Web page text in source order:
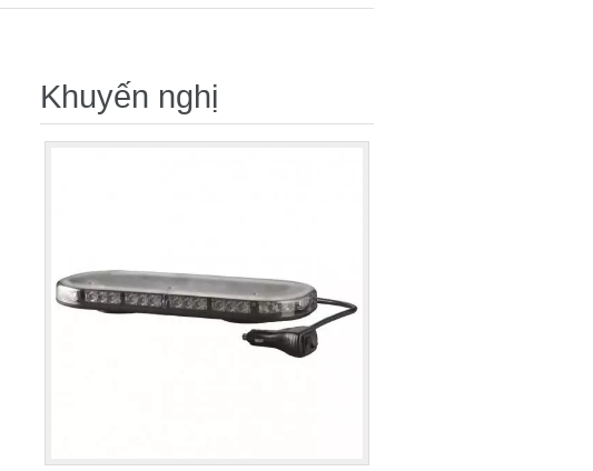
Khuyến nghị